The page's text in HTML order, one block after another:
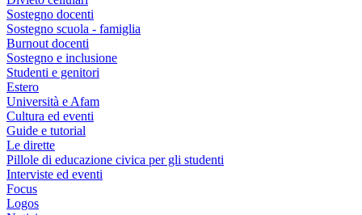
Sostegno docenti
Sostegno scuola - famiglia
Burnout docenti
Sostegno e inclusione
Studenti e genitori
Estero
Università e Afam
Cultura ed eventi
Guide e tutorial
Le dirette
Pillole di educazione civica per gli studenti
Interviste ed eventi
Focus
Logos